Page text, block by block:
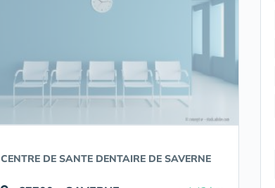
CENTRE DE SANTE DENTAIRE DE SAVERNE